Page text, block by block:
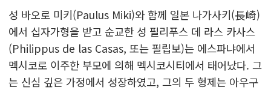
성 바오로 미키(Paulus Miki)와 함께 일본 나가사키(長崎)
에서 십자가형을 받고 순교한 성 필리푸스 데 라스 카사스
(Philippus de las Casas, 또는 필립보)는 에스파냐에서
멕시코로 이주한 부모에 의해 멕시코시티에서 태어났다. 그
는 신심 깊은 가정에서 성장하였고, 그의 두 형제는 아우구